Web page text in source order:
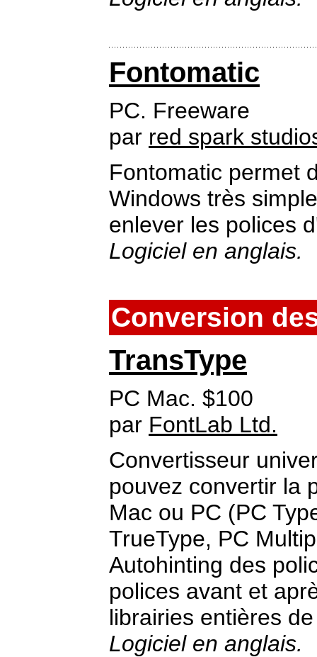
Fontomatic
PC. Freeware
par red spark
Fontomatic permet
Windows très
enlever les polices
Logiciel en anglais.
Conversion
TransType
PC Mac. $100
par FontLab Ltd.
Convertisseur
pouvez convertir la
Mac ou PC (PC
TrueType, PC
Autohinting des
polices avant et
librairies entières
Logiciel en anglais.